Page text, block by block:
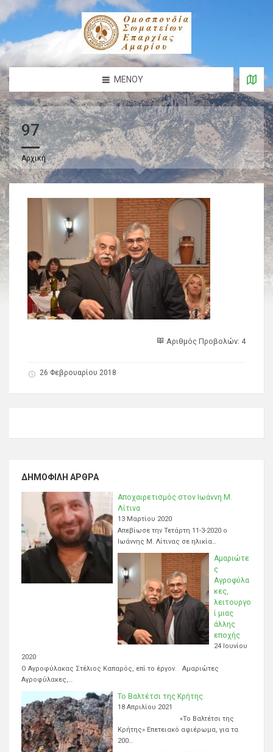
ΜΕΝΟΎ
97
Αρχική
Αριθμός Προβολών: 4
26 Φεβρουαρίου 2018
ΔΗΜΟΦΙΛΉ ΆΡΘΡΑ
Αποχαιρετισμός στον Ιωάννη Μ.
Λίτινα
13 Μαρτίου 2020
Απεβίωσε την Τετάρτη 11-3-2020 ο
Ιωάννης Μ. Λίτινας σε ηλικία…
Αμαριώτε
ς
Αγροφύλα
κες,
λειτουργο
ί μιας
άλλης
εποχής
24 Ιουνίου
2020
Ο Αγροφύλακας Στέλιος Καπαρός, επί το έργον. Αμαριώτες
Αγροφύλακες,…
Το Βαλτέτσι της Κρήτης.
18 Απριλίου 2021
«Το Βαλτέτσι της
Κρήτης» Επετειακό αφιέρωμα, για τα
200…